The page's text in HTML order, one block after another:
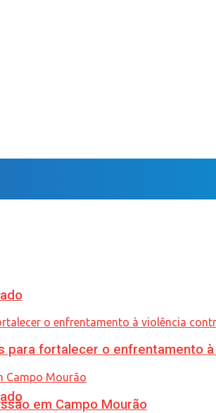
fortalecer o enfrentamento
em Campo Mourão